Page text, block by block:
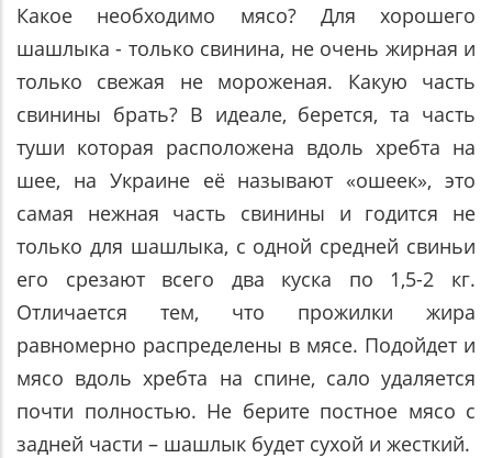
Какое необходимо мясо? Для хорошего
шашлыка - только свинина, не очень жирная и
только свежая не мороженая. Какую часть
свинины брать? В идеале, берется, та часть
туши которая расположена вдоль хребта на
шее, на Украине её называют «ошеек», это
самая нежная часть свинины и годится не
только для шашлыка, с одной средней свиньи
его срезают всего два куска по 1,5-2 кг.
Отличается тем, что прожилки жира
равномерно распределены в мясе. Подойдет и
мясо вдоль хребта на спине, сало удаляется
почти полностью. Не берите постное мясо с
задней части – шашлык будет сухой и жесткий.